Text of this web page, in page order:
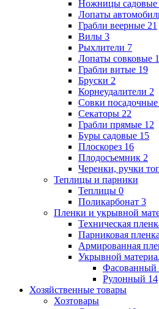
Ножницы садовые
Лопаты
Грабли веерные 21
Вилы 3
Рыхлители 7
Лопаты совковые
Грабли витые 19
Бруски 2
Корнеудалители 2
Совки посадочные
Секаторы 22
Грабли прямые 12
Буры садовые 15
Плоскорез 16
Плодосъемник 2
Черенки, ручки
Теплицы и парники
Теплицы 0
Поликарбонат 3
Пленки и укрывной
Техническая
Парниковая пленка
Армированная
Укрывной
Фасованный
Рулонный 14
Хозяйственные товары
Хозтовары